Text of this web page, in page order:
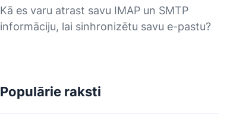
Kā es varu atrast savu IMAP un SMTP
informāciju, lai sinhronizētu savu e-pastu?
Populārie raksti